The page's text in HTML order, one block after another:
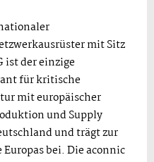
mit Sitz
ist der einzige
für kritische
mit europäischer
und Supply
und trägt zur
bei. Die aconnic